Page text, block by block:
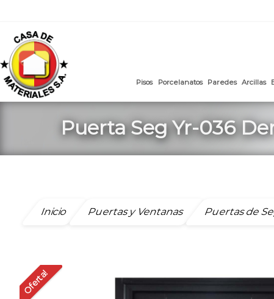
Puerta Seg Yr-036
Inicio Puertas y Ventanas Puertas de
Oferta!